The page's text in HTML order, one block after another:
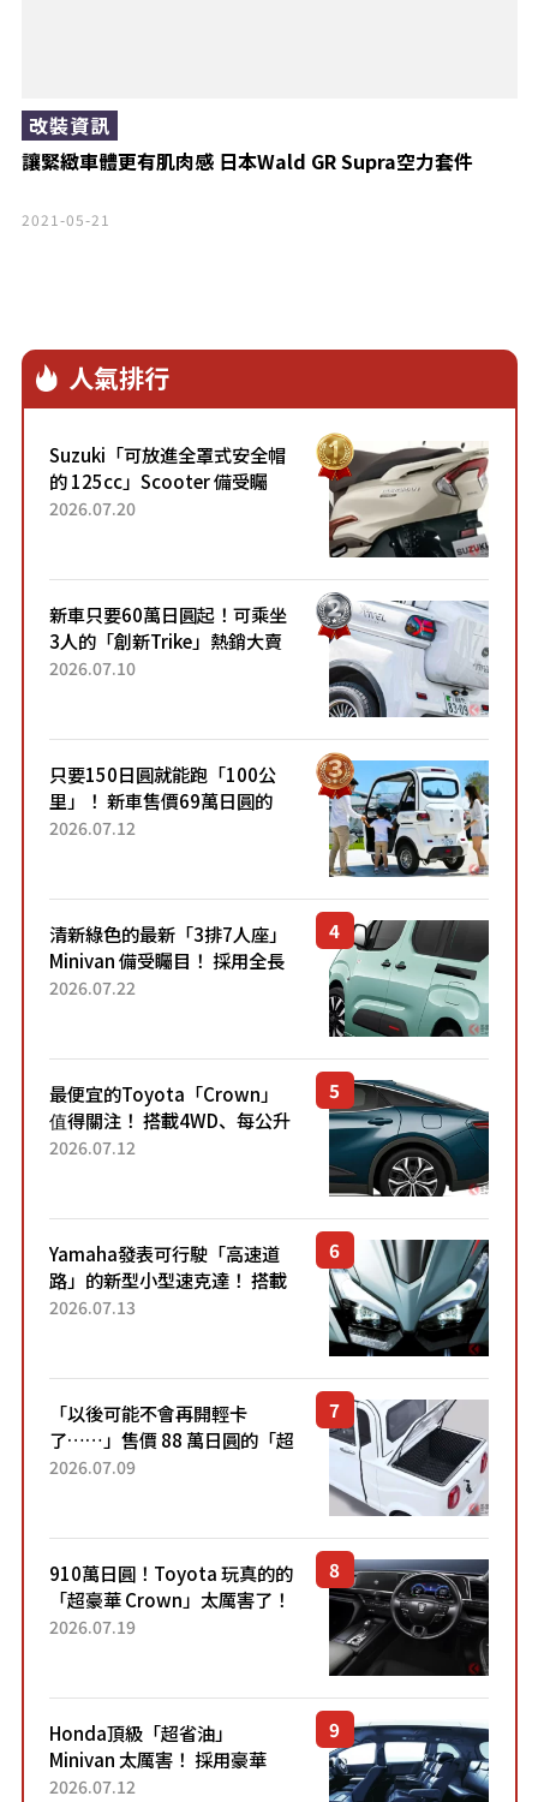
讓緊緻車體更有肌肉感 日本Wald GR Supra空力套件
改裝資訊
2021-05-21
人氣排行
Suzuki「可放進全罩式安全帽
的 125cc」Scooter 備受矚
目！採用全新流線設計與各項
2026.07.20
新車只要60萬日圓起！可乘坐
3人的「創新Trike」熱銷大賣
成為人氣車款！「養車成本真
2026.07.10
只要150日圓就能跑「100公
里」！ 新車售價69萬日圓的
「3人座」Trike大受歡迎！ 順
2026.07.12
清新綠色的最新「3排7人座」
Minivan 備受矚目！ 採用全長
4.7公尺剛剛好的車身尺寸與
2026.07.22
最便宜的Toyota「Crown」
值得關注！ 搭載4WD、每公升
22.4公里低油耗表現超亮眼！
2026.07.12
Yamaha發表可行駛「高速道
路」的新型小型速克達！ 搭載
能享受超強勁「渦輪感」的動
2026.07.13
「以後可能不會再開輕卡
了……」售價 88 萬日圓的「超
迷你輕型貨車」引發兩極評
了！...
2026.07.09
910萬日圓！Toyota 玩真的的
「超豪華 Crown」太厲害了！
採用由「匠人技藝」打造的
2026.07.19
Honda頂級「超省油」
Minivan 太厲害！ 採用豪華
「真皮座椅」與專屬「黑色內
2026.07.12